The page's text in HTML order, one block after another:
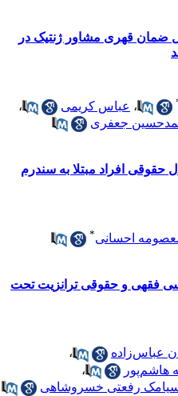
ضمان قهری مشاور ژنتیک در
،عباس کریمی
،
جعفری
افراد مبتلا به سندرم
احسانی
فقهی و حقوقی ترانزیت تحت
،
،
رفعتی خسروشاهی